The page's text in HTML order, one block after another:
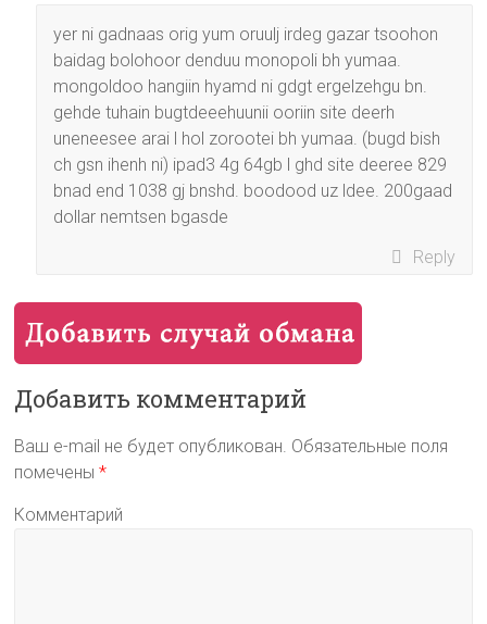
yer ni gadnaas orig yum oruulj irdeg gazar tsoohon
baidag bolohoor denduu monopoli bh yumaa.
mongoldoo hangiin hyamd ni gdgt ergelzehgu bn.
gehde tuhain bugtdeeehuunii ooriin site deerh
uneneesee arai l hol zorootei bh yumaa. (bugd bish
ch gsn ihenh ni) ipad3 4g 64gb l ghd site deeree 829
bnad end 1038 gj bnshd. boodood uz ldee. 200gaad
dollar nemtsen bgasde
Reply
Добавить комментарий
Ваш e-mail не будет опубликован. Обязательные поля
помечены*
Комментарий